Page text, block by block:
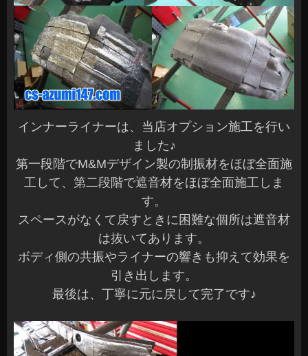
インナーライナーは、当店オプション施工を行い
ました♪
第一段階でM&Mデザイン製の制振材をほぼ全面施
工して、第二段階で遮音材をほぼ全面施工しま
す。
スペースがなくて戻すときに困難な個所は遮音材
は抜いてあります。
ボディ側の共振やライナーの響きも抑えて効果を
引き出します。
最後は、丁寧に元に戻して完了です♪